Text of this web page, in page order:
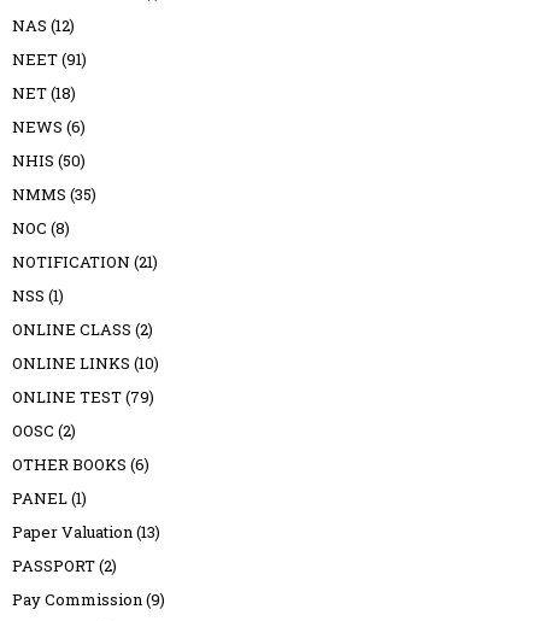
NAS (12)
NEET(91)
NET(18)
NEWS (6)
NHIS (50)
NMMS (35)
NOC (8)
NOTIFICATION (21)
NSS (1)
ONLINE CLASS (2)
ONLINE LINKS (10)
ONLINE TEST(79)
OOSC (2)
OTHER BOOKS (6)
PANEL(1)
Paper Valuation(13)
PASSPORT(2)
Pay Commission(9)